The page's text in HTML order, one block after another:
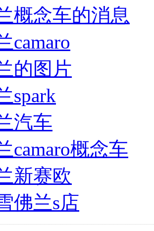
概念车的消息
camaro
的图片
spark
汽车
camaro概念车
新赛欧
佛兰s店